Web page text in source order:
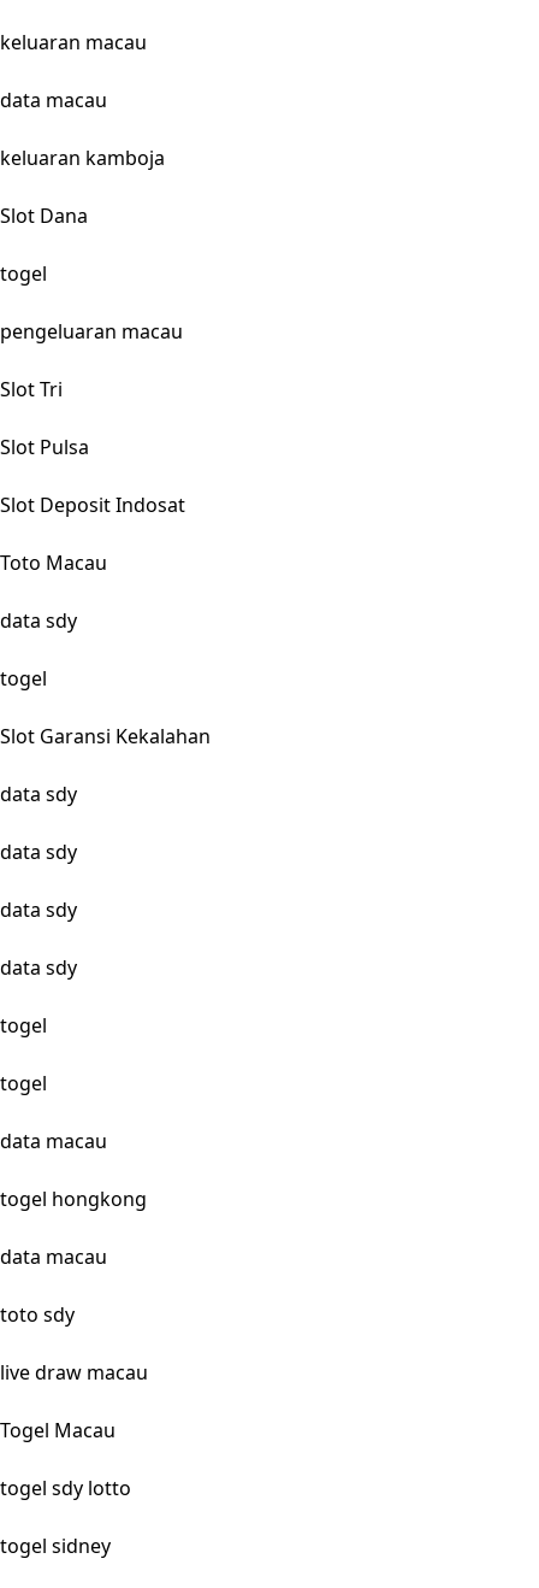
keluaran macau
data macau
keluaran kamboja
Slot Dana
togel
pengeluaran macau
Slot Tri
Slot Pulsa
Slot Deposit Indosat
Toto Macau
data sdy
togel
Slot Garansi Kekalahan
data sdy
data sdy
data sdy
data sdy
togel
togel
data macau
togel hongkong
data macau
toto sdy
live draw macau
Togel Macau
togel sdy lotto
togel sidney